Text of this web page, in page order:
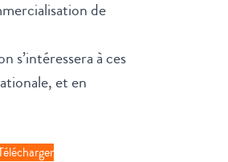
de
s’intéressera à ces
et en